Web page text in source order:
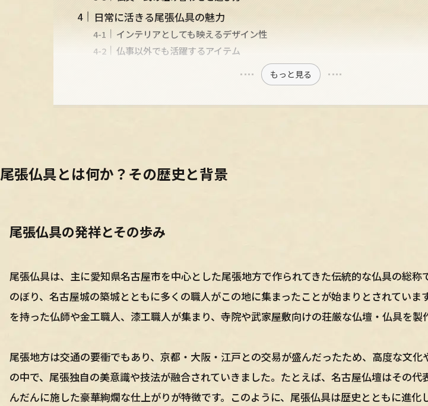
日常に活きる尾張仏具の魅力
インテリアとしても映えるデザイン性
仏事以外でも活躍するアイテム
もっと見る
尾張仏具とは何か？その歴史と背景
尾張仏具の発祥とその歩み
尾張仏具は、主に愛知県名古屋市を中心とした尾張地方で作られてきた伝統的な仏具の総称
のぼり、名古屋城の築城とともに多くの職人がこの地に集まったことが始まりとされていま
を持った仏師や金工職人、漆工職人が集まり、寺院や武家屋敷向けの荘厳な仏壇・仏具を製
尾張地方は交通の要衝でもあり、京都・大阪・江戸との交易が盛んだったため、高度な文
の中で、尾張独自の美意識や技法が融合されていきました。たとえば、名古屋仏壇はその代
んだんに施した豪華絢爛な仕上がりが特徴です。このように、尾張仏具は歴史とともに進化